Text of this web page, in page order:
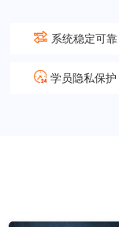
系统稳定可靠
学员隐私保护